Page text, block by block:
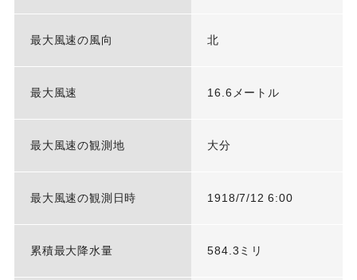
最大風速の風向 北
最大風速 16.6メートル
最大風速の観測地 大分
最大風速の観測日時 1918/7/12 6:00
累積最大降水量 584.3ミリ